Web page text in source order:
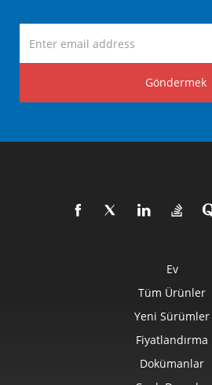
Göndermek
Ev
Tüm Ürünler
Yeni Sürümler
Fiyatlandırma
Dokümanlar